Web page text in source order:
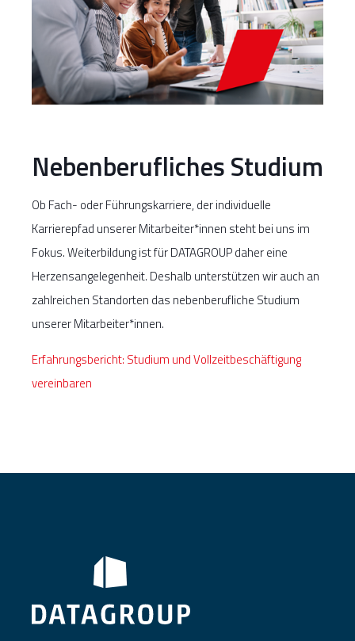
Nebenberufliches Studium
Ob Fach- oder Führungskarriere, der individuelle
Karrierepfad unserer Mitarbeiter*innen steht bei uns im
Fokus. Weiterbildung ist für DATAGROUP daher eine
Herzensangelegenheit. Deshalb unterstützen wir auch an
zahlreichen Standorten das nebenberufliche Studium
unserer Mitarbeiter*innen.
Erfahrungsbericht: Studium und Vollzeitbeschäftigung
vereinbaren